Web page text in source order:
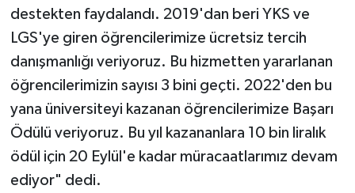
destekten faydalandı. 2019'dan beri YKS ve
LGS'ye giren öğrencilerimize ücretsiz tercih
danışmanlığı veriyoruz. Bu hizmetten yararlanan
öğrencilerimizin sayısı 3 bini geçti. 2022'den bu
yana üniversiteyi kazanan öğrencilerimize Başarı
Ödülü veriyoruz. Bu yıl kazananlara 10 bin liralık
ödül için 20 Eylül'e kadar müracaatlarımız devam
ediyor" dedi.